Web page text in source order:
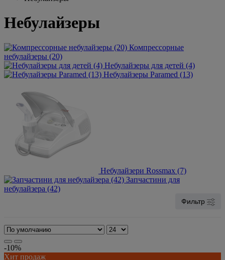
Небулайзеры
Компрессорные
небулайзеры (20)
Небулайзеры для детей (4)
Небулайзеры Paramed (13)
Небулайзери Rossmax (7)
Запчастини для
небулайзера (42)
Фильтр
-10%
Хит продаж